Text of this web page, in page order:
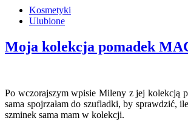
Kosmetyki
Ulubione
Moja kolekcja pomadek
Po wczorajszym wpisie Mileny z jej kolekcją
sama spojrzałam do szufladki, by sprawdzić,
szminek sama mam w kolekcji.